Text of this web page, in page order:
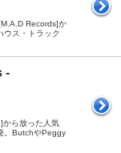
Records]か
ウス・トラック
-
ら放った人気
。ButchやPeggy